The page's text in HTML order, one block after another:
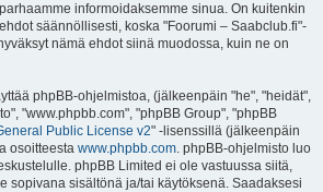
informoidaksemme sinua. On kuitenkin
säännöllisesti, koska "Foorumi – Saabclub.fi"-
nämä ehdot siinä muodossa, kuin ne on
phpBB-ohjelmistoa, (jälkeenpäin "he", "heidät",
"www.phpbb.com", "phpBB Group", "phpBB
Public License v2" -lisenssillä (jälkeenpäin
osoitteesta www.phpbb.com. phpBB-ohjelmisto luo
phpBB Limited ei ole vastuussa siitä,
sopivana sisältönä ja/tai käytöksenä. Saadaksesi